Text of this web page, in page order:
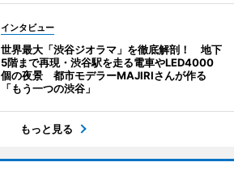
インタビュー
世界最大「渋谷ジオラマ」を徹底解剖！ 地下
5階まで再現・渋谷駅を走る電車やLED4000
個の夜景 都市モデラーMAJIRIさんが作る
「もう一つの渋谷」
もっと見る